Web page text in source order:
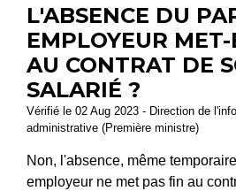
L'ABSENCE DU
EMPLOYEUR
AU CONTRAT DE
SALARIÉ ?
Vérifié le 02 Aug 2023 - Direction de
administrative (Première ministre)
Non, l'absence, même
employeur ne met pas fin au